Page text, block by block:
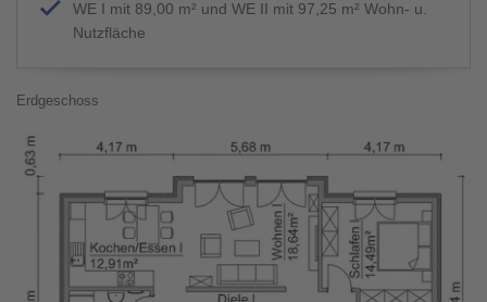
WE I mit 89,00 m² und WE II mit 97,25 m² Wohn- u.
Nutzfläche
Erdgeschoss